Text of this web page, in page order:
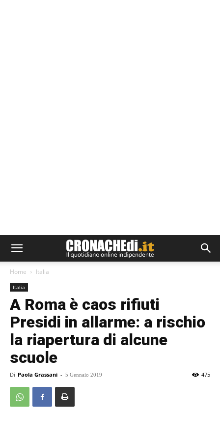
Home Italia
Italia
A Roma è caos rifiuti
Presidi in allarme: a rischio
la riapertura di alcune
scuole
Di Paola Grassani - 5 Gennaio 2019 475